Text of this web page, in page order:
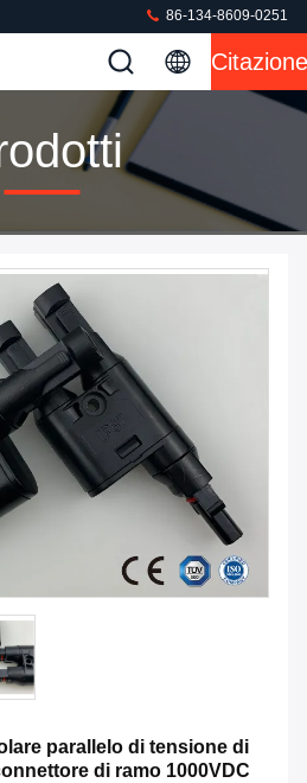
86-134-8609-0251
Citazione
parallelo di tensione di
di ramo 1000VDC